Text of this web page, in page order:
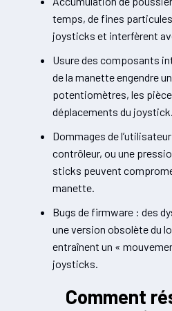
temps, de fines
joysticks et interfèrent
Usure des composants
de la manette engendre
potentiomètres, les
déplacements du joystick.
Dommages de
contrôleur, ou une
sticks peuvent
manette.
Bugs de firmware : des
une version obsolète du
entraînent un «
joysticks.
Comment